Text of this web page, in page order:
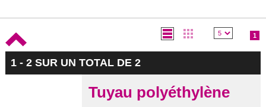
1
1 - 2 SUR UN TOTAL DE 2
Tuyau polyéthylène